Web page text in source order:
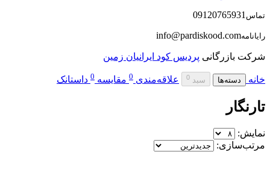
تماس 09120765931
رایانامهinfo@pardiskood.com
شرکت بازرگانی پردیس کود ایرانیان زمین
خانه دسته‌ها سبد 0 علاقه‌مندی 0 مقایسه 0 داستانک
تارنگار
نمایش:
مرتب‌سازی: